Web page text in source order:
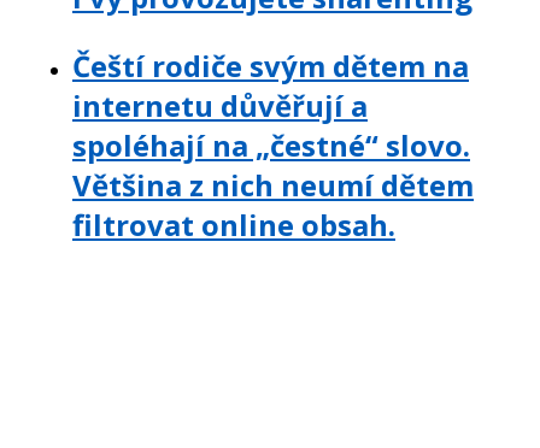
Čeští rodiče svým dětem na
internetu důvěřují a
spoléhají na „čestné“ slovo.
Většina z nich neumí dětem
filtrovat online obsah.